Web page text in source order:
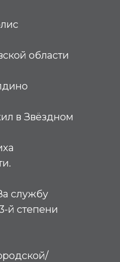
области
в Звёздном
службу
й степени